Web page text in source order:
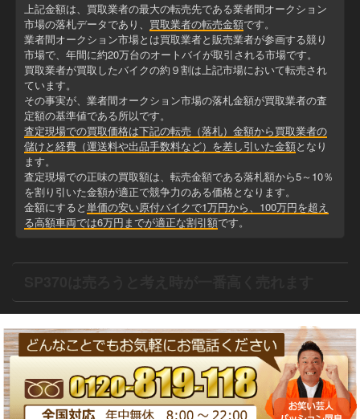
上記金額は、買取業者の最大の転売先である業者間オークション
市場の落札データであり、 買取業者の転売金額です。
業者間オークション市場とは買取業者と販売業者が参画する競り
市場で、年間に約20万台のオートバイが取引される市場です。
買取業者が買取したバイクの約９割は上記市場において転売され
ています。
その事実が、業者間オークション市場の落札金額が買取業者の査
定額の基準値である所以です。
査定現場での買取価格は下記の転売（落札）金額から買取業者の
儲けと経費（運送料や出品手数料など）を差し引いた金額となり
ます。
査定現場での正味の買取額は、転売金額である落札額から5～10％
を割り引いた金額が適正で競争力のある価格となります。
金額にすると単価の安い原付バイクで1万円から、100万円を超え
る高額車両では6万円までが適正な割引額です。